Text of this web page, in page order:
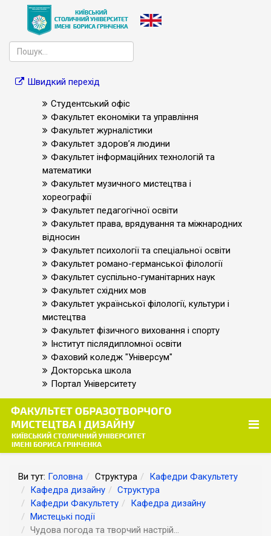
Швидкий перехід
Студентський офіс
Факультет економіки та управління
Факультет журналістики
Факультет здоров’я людини
Факультет інформаційних технологій та
математики
Факультет музичного мистецтва і
хореографії
Факультет педагогічної освіти
Факультет права, врядування та міжнародних
відносин
Факультет психології та спеціальної освіти
Факультет романо-германської філології
Факультет суспільно-гуманітарних наук
Факультет східних мов
Факультет української філології, культури і
мистецтва
Факультет фізичного виховання і спорту
Інститут післядипломної освіти
Фаховий коледж "Універсум"
Докторська школа
Портал Університету
Ви тут: Головна Структура
Кафедри Факультету
Кафедра дизайну
Структура
Кафедри Факультету
Кафедра дизайну
Мистецькі події
Чудова погода та творчий настрій...